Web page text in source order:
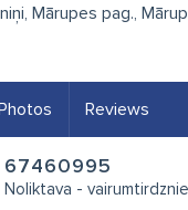
Mārupes pag.,
Reviews
67460995
Noliktava -